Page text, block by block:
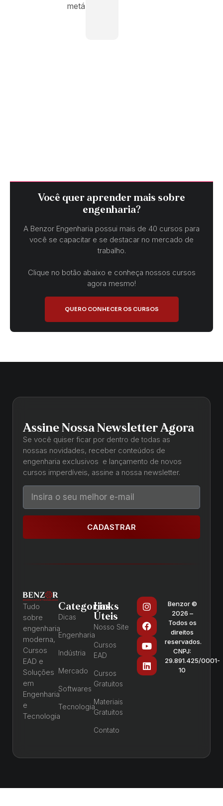
metálicas.
Você quer aprender mais sobre
engenharia?
A Benzor Engenharia possui mais de 40 cursos para
você se capacitar e se destacar no mercado de
trabalho.
Clique no botão abaixo e conheça nossos cursos
agora mesmo!
QUERO CONHECER OS CURSOS
Assine Nossa Newsletter Agora
Se você quiser ficar por dentro de todas as
nossas novidades, receber conteúdos de
engenharia exclusivos e lançamento de novos
cursos imperdíveis, assine a nossa newsletter.
CADASTRAR
Tudo
sobre
engenharia
moderna,
Cursos
EAD e
Soluções
em
Engenharia
e
Tecnologia
Categorias
Dicas
Engenharia
Indústria
Mercado
Softwares
Tecnologia
Links
Úteis
Nosso Site
Cursos
EAD
Cursos
Gratuitos
Materiais
Gratuitos
Contato
Benzor ©
2026 –
Todos os
direitos
reservados.
CNPJ:
29.891.425/0001-
10